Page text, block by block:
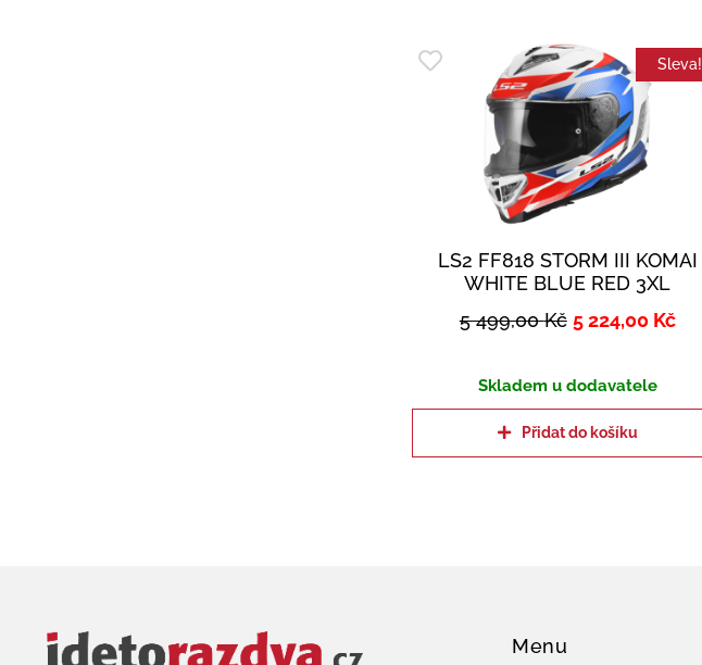
Sleva!
LS2 FF818 STORM III KOMAI
WHITE BLUE RED 3XL
5 499,00Kč 5 224,00 Kč
Skladem u dodavatele
Přidat do košíku
Menu